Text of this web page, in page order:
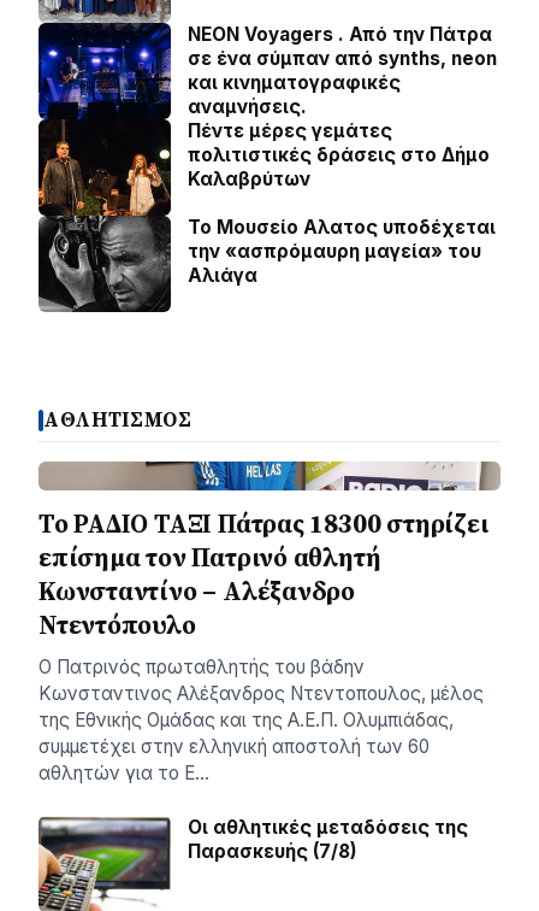
NEON Voyagers . Από την Πάτρα
σε ένα σύμπαν από synths, neon
και κινηματογραφικές
αναμνήσεις.
Πέντε μέρες γεμάτες
πολιτιστικές δράσεις στο Δήμο
Καλαβρύτων
Το Μουσείο Αλατος υποδέχεται
την «ασπρόμαυρη μαγεία» του
Αλιάγα
ΑΘΛΗΤΙΣΜΟΣ
Το ΡΑΔΙΟ ΤΑΞΙ Πάτρας 18300 στηρίζει
επίσημα τον Πατρινό αθλητή
Κωνσταντίνο – Αλέξανδρο
Ντεντόπουλο
Ο Πατρινός πρωταθλητής του βάδην
Κωνσταντινος Αλέξανδρος Ντεντοπουλος, μέλος
της Εθνικής Ομάδας και της Α.Ε.Π. Ολυμπιάδας,
συμμετέχει στην ελληνική αποστολή των 60
αθλητών για το Ε…
Οι αθλητικές μεταδόσεις της
Παρασκευής (7/8)